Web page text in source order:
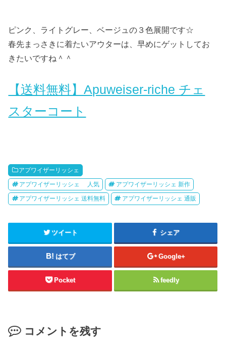
ピンク、ライトグレー、ベージュの３色展開です☆
春先まっさきに着たいアウターは、早めにゲットしてお
きたいですね＾＾
【送料無料】Apuweiser-riche チェ
スターコート
アプワイザーリッシェ
アプワイザーリッシェ 人気 アプワイザーリッシェ 新作
アプワイザーリッシェ 送料無料 アプワイザーリッシェ 通販
ツイート シェア
はてブ Google+
Pocket feedly
コメントを残す